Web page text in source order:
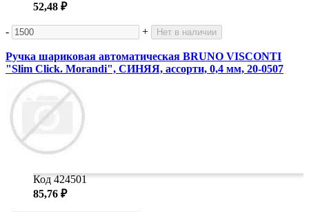
52,48 ₽
- + Нет в наличии
Ручка шариковая автоматическая BRUNO VISCONTI
"Slim Click. Morandi", СИНЯЯ, ассорти, 0,4 мм, 20-0507
Код 424501
85,76 ₽